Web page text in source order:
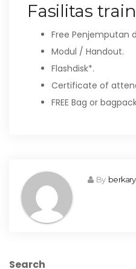
Fasilitas
Free Penjemputan
Modul / Handout.
Flashdisk*.
Certificate of
FREE Bag or
By
Search